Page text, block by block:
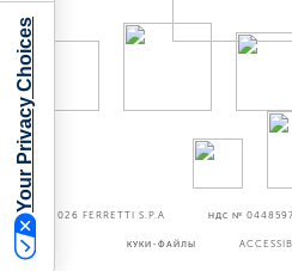
©2026 FERRETTI S.P.A НДС №
КУКИ-ФАЙЛЫ
Your Privacy Choices